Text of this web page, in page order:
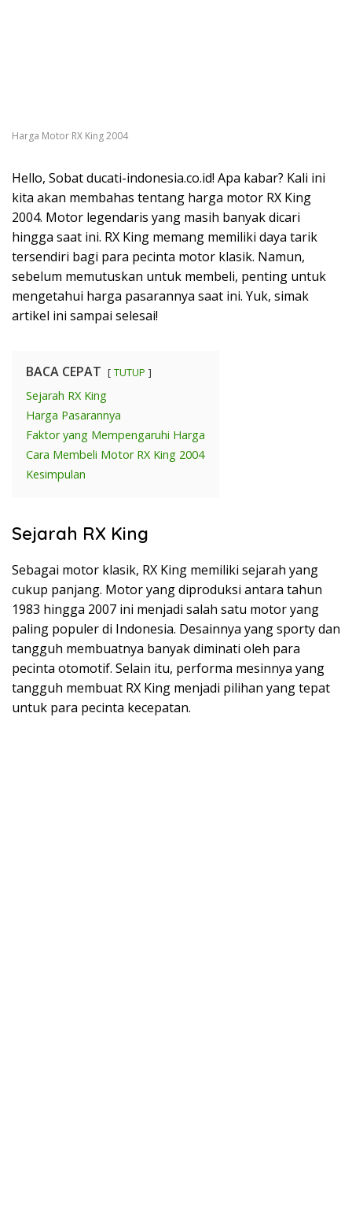
Harga Motor RX King 2004
Hello, Sobat ducati-indonesia.co.id! Apa kabar? Kali ini
kita akan membahas tentang harga motor RX King
2004. Motor legendaris yang masih banyak dicari
hingga saat ini. RX King memang memiliki daya tarik
tersendiri bagi para pecinta motor klasik. Namun,
sebelum memutuskan untuk membeli, penting untuk
mengetahui harga pasarannya saat ini. Yuk, simak
artikel ini sampai selesai!
BACA CEPAT TUTUP
Sejarah RX King
Harga Pasarannya
Faktor yang Mempengaruhi Harga
Cara Membeli Motor RX King 2004
Kesimpulan
Sejarah RX King
Sebagai motor klasik, RX King memiliki sejarah yang
cukup panjang. Motor yang diproduksi antara tahun
1983 hingga 2007 ini menjadi salah satu motor yang
paling populer di Indonesia. Desainnya yang sporty dan
tangguh membuatnya banyak diminati oleh para
pecinta otomotif. Selain itu, performa mesinnya yang
tangguh membuat RX King menjadi pilihan yang tepat
untuk para pecinta kecepatan.